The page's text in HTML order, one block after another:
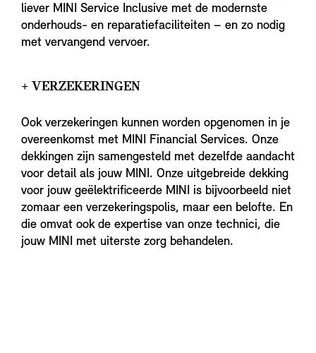
liever MINI Service Inclusive met de modernste
onderhouds- en reparatiefaciliteiten – en zo nodig
met vervangend vervoer.
+ VERZEKERINGEN
Ook verzekeringen kunnen worden opgenomen in je
overeenkomst met MINI Financial Services. Onze
dekkingen zijn samengesteld met dezelfde aandacht
voor detail als jouw MINI. Onze uitgebreide dekking
voor jouw geëlektrificeerde MINI is bijvoorbeeld niet
zomaar een verzekeringspolis, maar een belofte. En
die omvat ook de expertise van onze technici, die
jouw MINI met uiterste zorg behandelen.